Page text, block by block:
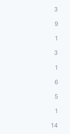
3
9
1
3
1
6
5
1
14